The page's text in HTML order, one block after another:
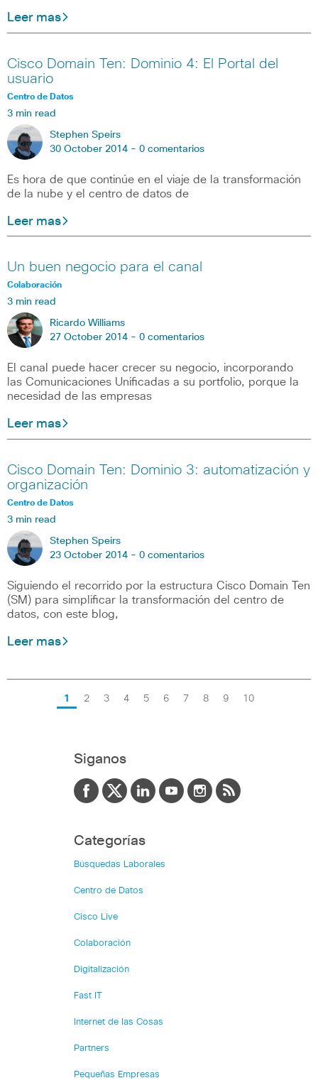
Leer mas
Cisco Domain Ten: Dominio 4: El Portal del
usuario
Centro de Datos
3 min read
Stephen Speirs
30 October 2014 - 0 comentarios
Es hora de que continúe en el viaje de la transformación
de la nube y el centro de datos de
Leer mas
Un buen negocio para el canal
Colaboración
3 min read
Ricardo Williams
27 October 2014 - 0 comentarios
El canal puede hacer crecer su negocio, incorporando
las Comunicaciones Unificadas a su portfolio, porque la
necesidad de las empresas
Leer mas
Cisco Domain Ten: Dominio 3: automatización y
organización
Centro de Datos
3 min read
Stephen Speirs
23 October 2014 - 0 comentarios
Siguiendo el recorrido por la estructura Cisco Domain Ten
(SM) para simplificar la transformación del centro de
datos, con este blog,
Leer mas
1 2 3 4 5 6 7 8 9 10
Siganos
Categorías
Búsquedas Laborales
Centro de Datos
Cisco Live
Colaboración
Digitalización
Fast IT
Internet de las Cosas
Partners
Pequeñas Empresas